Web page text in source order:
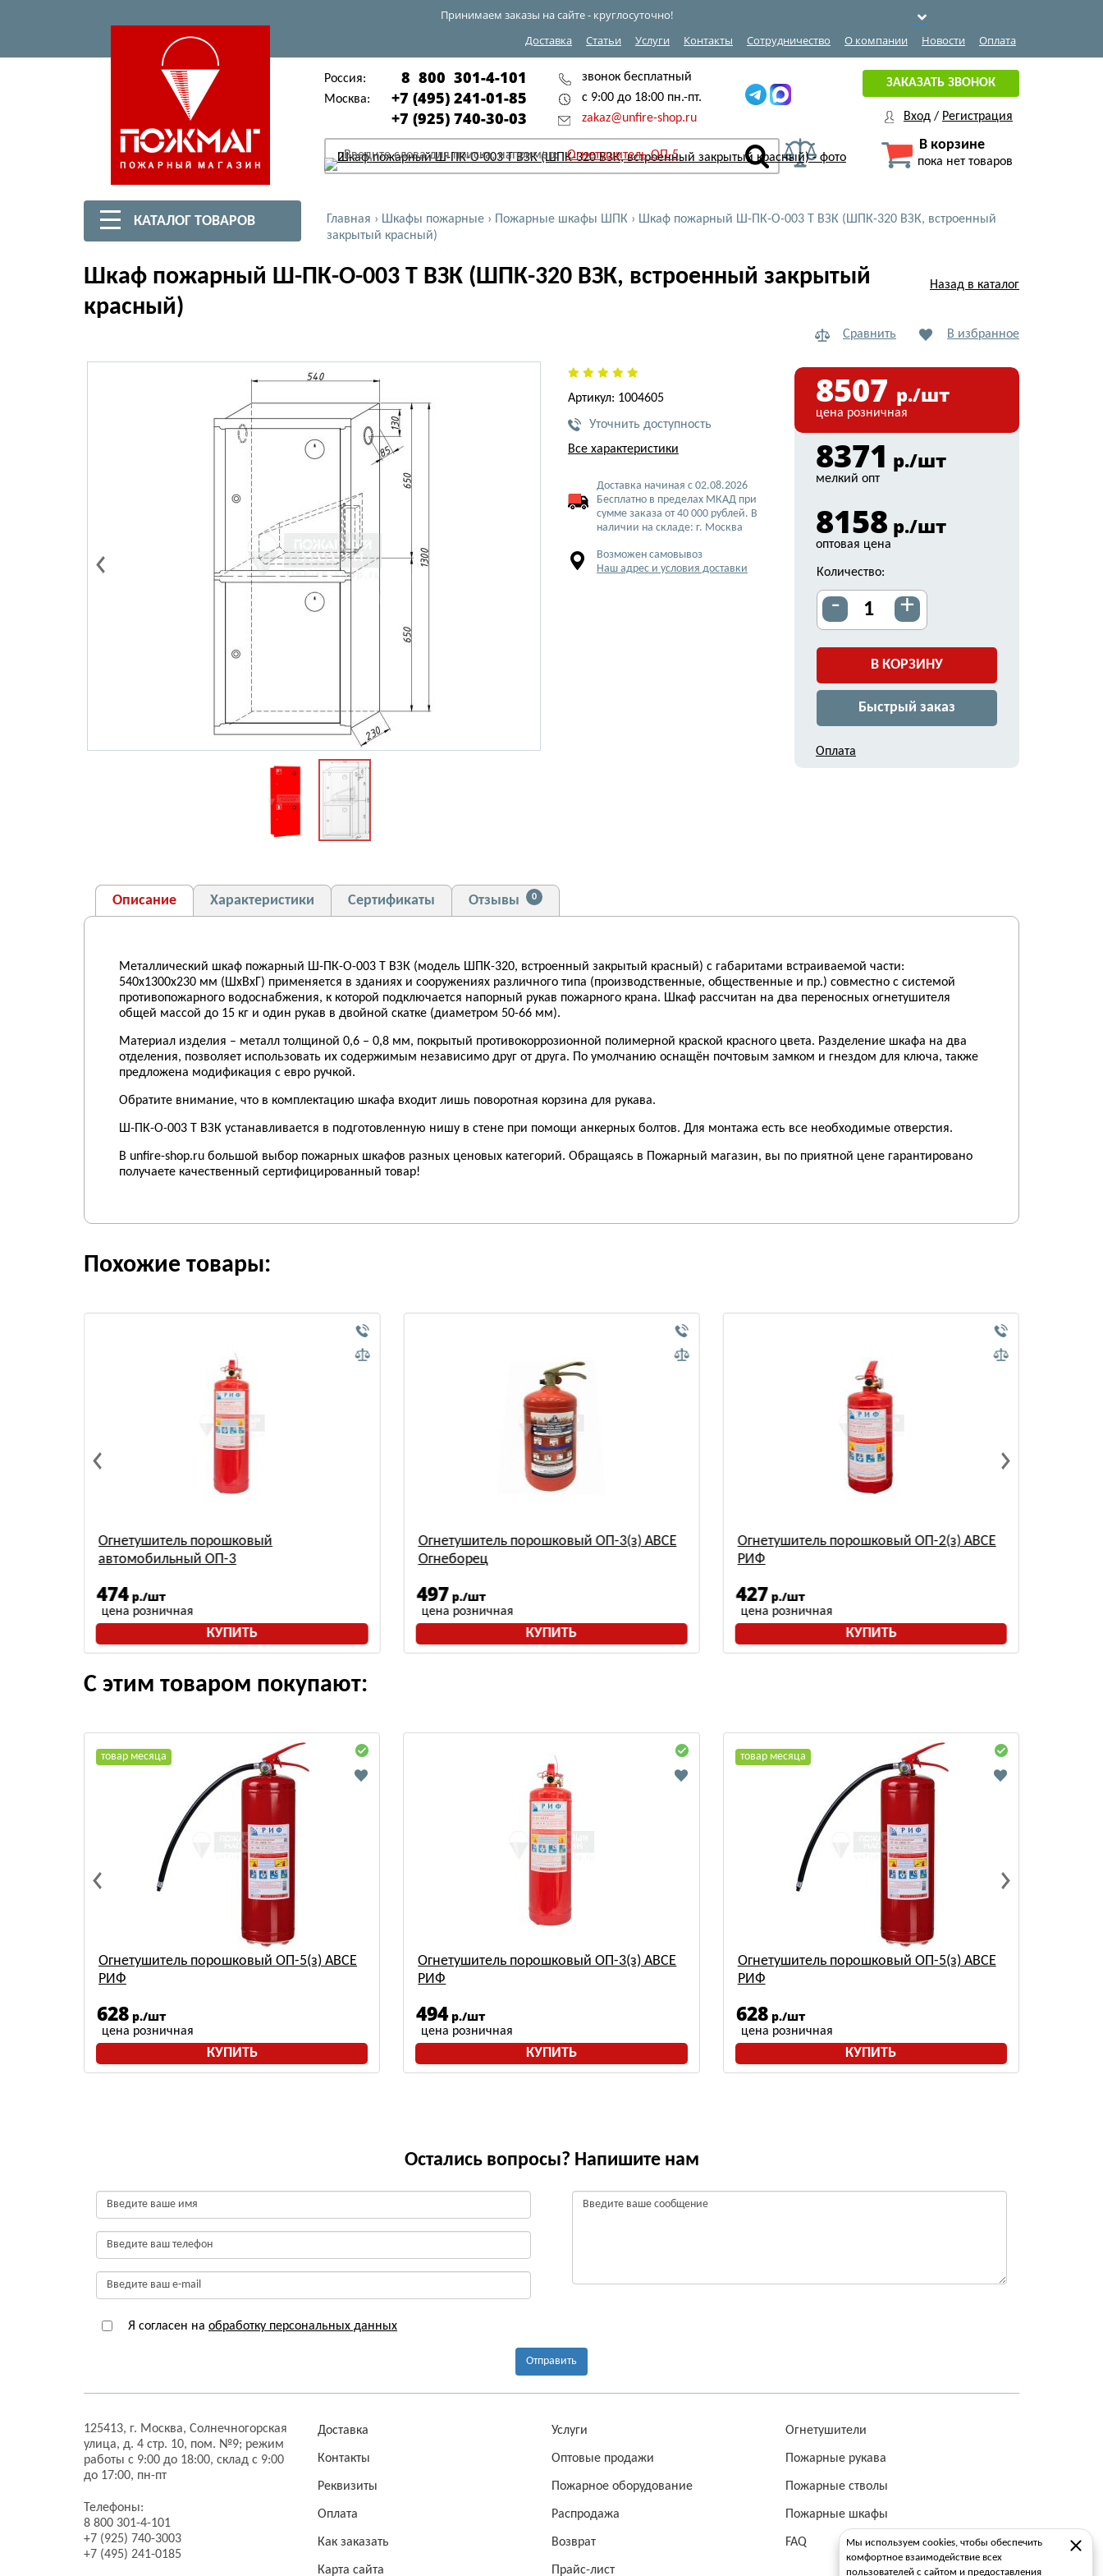
Принимаем заказы на сайте - круглосуточно!
Доставка
Статьи Услуги Контакты Сотрудничество О компании Новости Оплата
Россия: 8 800 301-4-101
Москва:
+7 (495) 241-01-85
+7 (925) 740-30-03
звонок бесплатный
с 9:00 до 18:00 пн.-пт.
zakaz@unfire-shop.ru
Введите слова для поиска, например: Огнетушитель ОП-5
ЗАКАЗАТЬ ЗВОНОК
Вход / Регистрация
В корзине
пока нет товаров
КАТАЛОГ ТОВАРОВ Главная › Шкафы пожарные › Пожарные шкафы ШПК › Шкаф пожарный Ш-ПК-О-003 Т ВЗК (ШПК-320 ВЗК, встроенный
закрытый красный)
Шкаф пожарный Ш-ПК-О-003 Т ВЗК (ШПК-320 ВЗК, встроенный закрытый
красный)
Назад в каталог
Сравнить В избранное
Артикул: 1004605
Уточнить доступность
Все характеристики
Доставка начиная с 02.08.2026
Бесплатно в пределах МКАД при
сумме заказа от 40 000 рублей. В
наличии на складе: г. Москва
Возможен самовывоз
Наш адрес и условия доставки
8507 р./шт
цена розничная
8371 р./шт
мелкий опт
8158 р./шт
оптовая цена
Количество:
- +
В КОРЗИНУ
Быстрый заказ
Оплата
Описание Характеристики Сертификаты Отзывы 0
Металлический шкаф пожарный Ш-ПК-О-003 Т ВЗК (модель ШПК-320, встроенный закрытый красный) с габаритами встраиваемой части:
540х1300х230 мм (ШхВхГ) применяется в зданиях и сооружениях различного типа (производственные, общественные и пр.) совместно с системой
противопожарного водоснабжения, к которой подключается напорный рукав пожарного крана. Шкаф рассчитан на два переносных огнетушителя
общей массой до 15 кг и один рукав в двойной скатке (диаметром 50-66 мм).
Материал изделия – металл толщиной 0,6 – 0,8 мм, покрытый противокоррозионной полимерной краской красного цвета. Разделение шкафа на два
отделения, позволяет использовать их содержимым независимо друг от друга. По умолчанию оснащён почтовым замком и гнездом для ключа, также
предложена модификация с евро ручкой.
Обратите внимание, что в комплектацию шкафа входит лишь поворотная корзина для рукава.
Ш-ПК-О-003 Т ВЗК устанавливается в подготовленную нишу в стене при помощи анкерных болтов. Для монтажа есть все необходимые отверстия.
В unfire-shop.ru большой выбор пожарных шкафов разных ценовых категорий. Обращаясь в Пожарный магазин, вы по приятной цене гарантировано
получаете качественный сертифицированный товар!
Похожие товары:
Огнетушитель порошковый
автомобильный ОП-3
474 р./шт
цена розничная
КУПИТЬ
Огнетушитель порошковый ОП-3(з) АВСЕ
Огнеборец
497 р./шт
цена розничная
КУПИТЬ
Огнетушитель порошковый ОП-2(з) АВСЕ
РИФ
427 р./шт
цена розничная
КУПИТЬ
С этим товаром покупают:
товар месяца
Огнетушитель порошковый ОП-5(з) АВСЕ
РИФ
628 р./шт
цена розничная
КУПИТЬ
Огнетушитель порошковый ОП-3(з) АВСЕ
РИФ
494 р./шт
цена розничная
КУПИТЬ
товар месяца
Огнетушитель порошковый ОП-5(з) АВСЕ
РИФ
628 р./шт
цена розничная
КУПИТЬ
Остались вопросы? Напишите нам
Я согласен на обработку персональных данных
Отправить
125413, г. Москва, Солнечногорская
улица, д. 4 стр. 10, пом. №9; режим
работы с 9:00 до 18:00, склад с 9:00
до 17:00, пн-пт
Телефоны:
8 800 301-4-101
+7 (925) 740-3003
+7 (495) 241-0185
Доставка
Контакты
Реквизиты
Оплата
Как заказать
Карта сайта
Услуги
Оптовые продажи
Пожарное оборудование
Распродажа
Возврат
Прайс-лист
Огнетушители
Пожарные рукава
Пожарные стволы
Пожарные шкафы
FAQ
Мы используем cookies, чтобы обеспечить
комфортное взаимодействие всех
пользователей с сайтом и предоставления